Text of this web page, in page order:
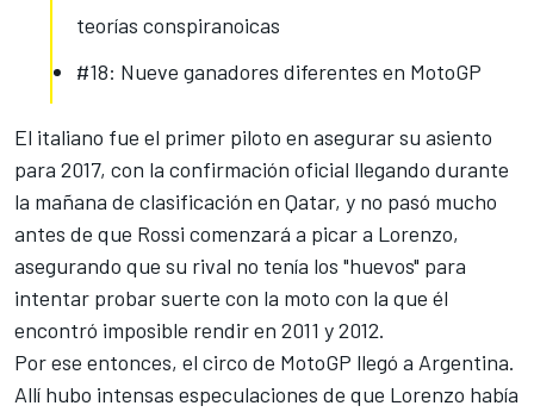
teorías conspiranoicas
#18: Nueve ganadores diferentes en MotoGP
El italiano fue el primer piloto en asegurar su asiento
para 2017, con la confirmación oficial llegando durante
la mañana de clasificación en Qatar, y no pasó mucho
antes de que Rossi comenzará a picar a Lorenzo,
asegurando que su rival no tenía los "huevos" para
intentar probar suerte con la moto con la que él
encontró imposible rendir en 2011 y 2012.
Por ese entonces, el circo de MotoGP llegó a Argentina.
Allí hubo intensas especulaciones de que Lorenzo había